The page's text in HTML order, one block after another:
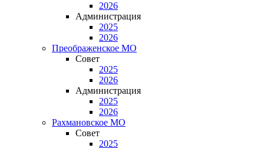
2026
Администрация
2025
2026
Преображенское МО
Совет
2025
2026
Администрация
2025
2026
Рахмановское МО
Совет
2025